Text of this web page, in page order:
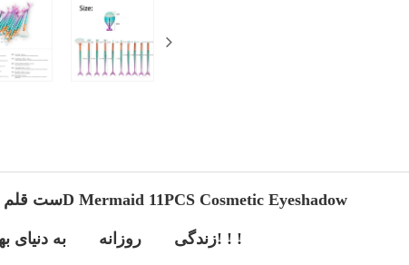
ست قلم مو آرایش آرایش صورت 3D Mermaid 11PCS Cosmetic Eyeshadow
به دنیای روزانه زندگی! ! !